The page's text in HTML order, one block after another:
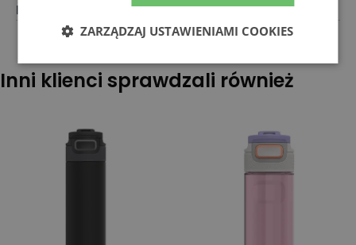
Kolor
Inni klienci sprawdzali również
ZARZĄDZAJ USTAWIENIAMI COOKIES